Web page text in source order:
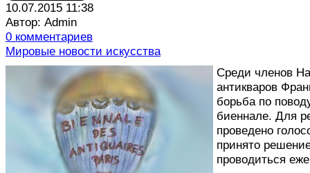
10.07.2015 11:38
Автор: Admin
0 комментариев
Мировые новости искусства
Среди членов
антикваров
борьба по
биеннале. Для
проведено
принято
проводиться